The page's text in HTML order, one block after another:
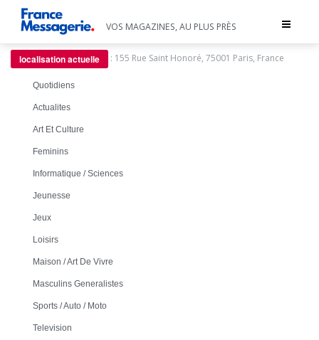
Toggle
VOS MAGAZINES, AU PLUS PRÈS
localisation actuelle : 155 Rue Saint Honoré, 75001 Paris, France
Quotidiens
Actualites
Art Et Culture
Feminins
Informatique / Sciences
Jeunesse
Jeux
Loisirs
Maison / Art De Vivre
Masculins Generalistes
Sports / Auto / Moto
Television